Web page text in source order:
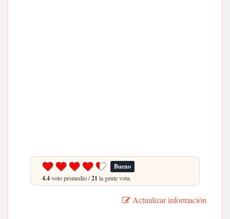
Bueno
4.4voto promedio /21 la gente vota.
Actualizar información